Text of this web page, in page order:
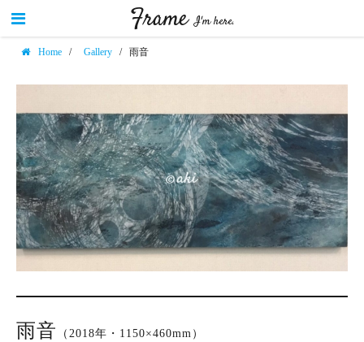
FrameI'm here.
Home / Gallery / 雨音
雨音 （2018年・1150×460mm）